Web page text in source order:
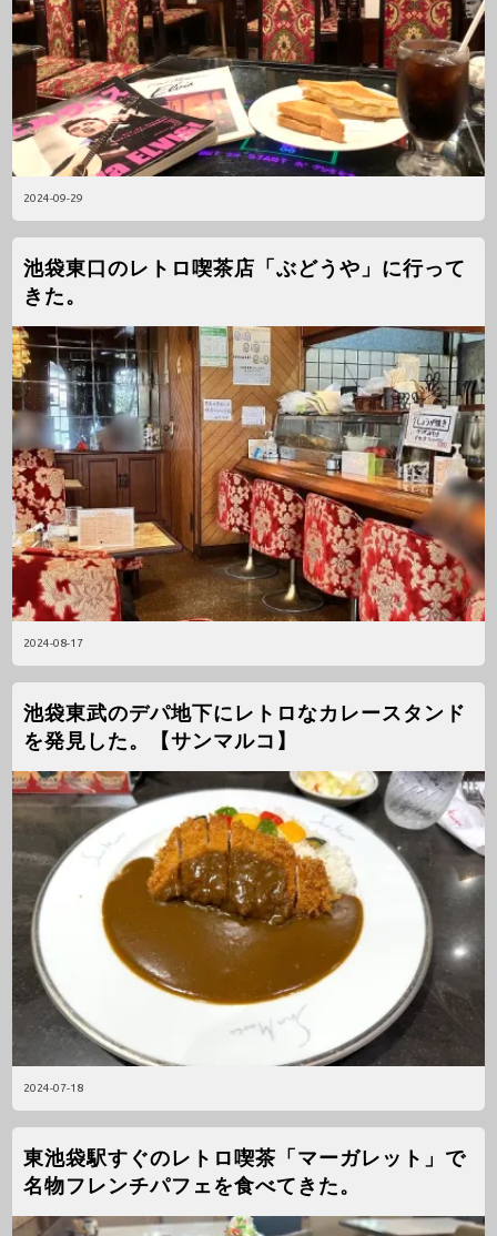
2024-09-29
2024-08-17
池袋東口のレトロ喫茶店「ぶどうや」に行って
きた。
2024-07-18
池袋東武のデパ地下にレトロなカレースタンド
を発見した。【サンマルコ】
東池袋駅すぐのレトロ喫茶「マーガレット」で
名物フレンチパフェを食べてきた。